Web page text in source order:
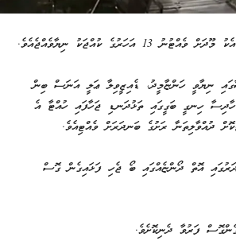
އަހަރުގެ ކުއްޖަކު ނިޔާވެއްޖެއެވެ.
ނިޔާވީ ހަންޏާމީދު، ޑެއިޒީވިލާ ޢަލީ އަނަސް ބިން
ހިނގީ ބަގީގައި ތަޅުދަނޑި ޖަހާފައި ހުއްޓާ އެ
ދުއްވާލިތަނާ ރަށުގެ ބަނދަރަށް ވެއްޓިއެވެ.
އޮތް ދޯންޏެއްގައި ބޯ ޖެހި ފަޅައިގެން ގޮސް
ފަރުވާ ދެނިކޮށެވެ.